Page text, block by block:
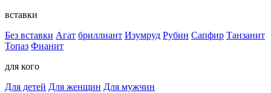
вставки
Без вставки Агат бриллиант Изумруд Рубин Сапфир Танзанит
Топаз Фианит
для кого
Для детей Для женщин Для мужчин